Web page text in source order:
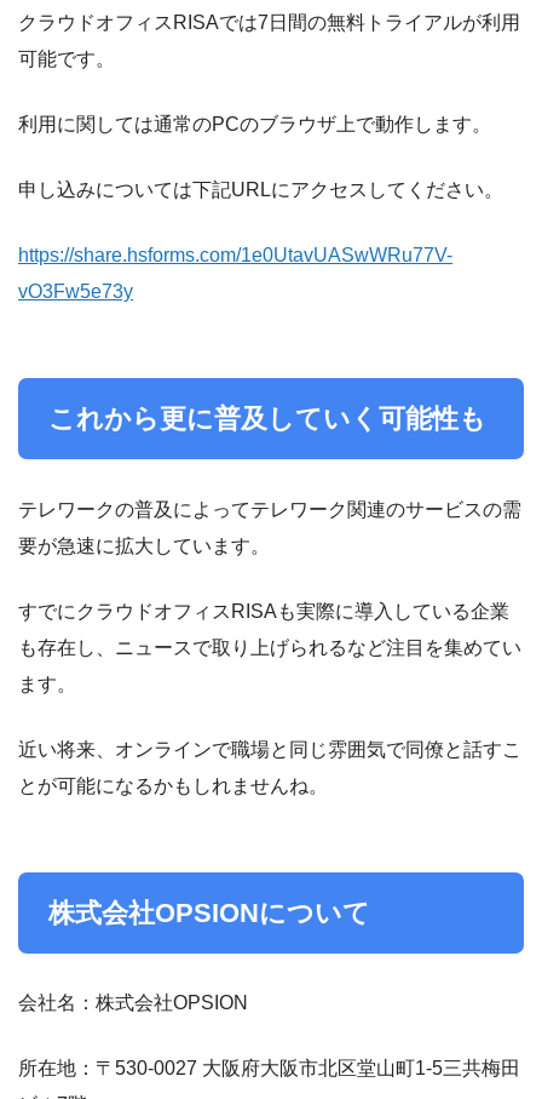
クラウドオフィスRISAでは7日間の無料トライアルが利用
可能です。
利用に関しては通常のPCのブラウザ上で動作します。
申し込みについては下記URLにアクセスしてください。
https://share.hsforms.com/1e0UtavUASwWRu77V-
vO3Fw5e73y
これから更に普及していく可能性も
テレワークの普及によってテレワーク関連のサービスの需
要が急速に拡大しています。
すでにクラウドオフィスRISAも実際に導入している企業
も存在し、ニュースで取り上げられるなど注目を集めてい
ます。
近い将来、オンラインで職場と同じ雰囲気で同僚と話すこ
とが可能になるかもしれませんね。
株式会社OPSIONについて
会社名：株式会社OPSION
所在地：〒530-0027 大阪府大阪市北区堂山町1-5三共梅田